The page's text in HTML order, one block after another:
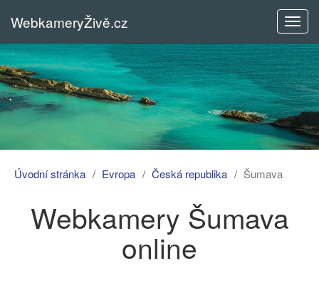
menu
WebkameryŽivě.cz
Úvodní stránka Evropa Česká republika Šumava
Webkamery Šumava
online